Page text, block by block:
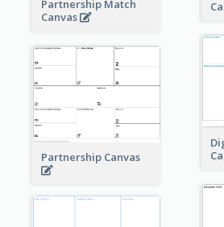
Partnership Match
Canvas
Partnership Canvas